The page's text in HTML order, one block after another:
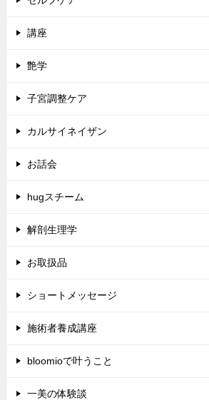
講座
艶学
子宮調整ケア
カルサイネイザン
お話会
hugスチーム
解剖生理学
お取扱品
ショートメッセージ
施術者養成講座
bloomioで叶うこと
一美の体験談